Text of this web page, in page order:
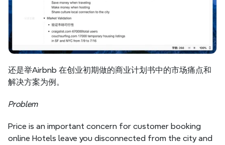
还是举Airbnb 在创业初期做的商业计划书中的市场痛点和
解决方案为例。
Problem
Price is an important concern for customer booking
online Hotels leave you disconnected from the city and